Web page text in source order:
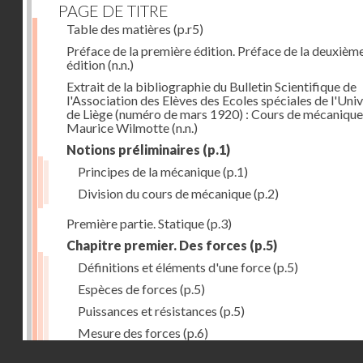
PAGE DE TITRE
Table des matières (p.r5)
Préface de la première édition. Préface de la
édition(n.n.)
Extrait de la bibliographie du Bulletin Scientifique de
l'Association des Elèves des Ecoles spéciales de
de Liège (numéro de mars 1920) : Cours de
Maurice Wilmotte(n.n.)
Notions préliminaires (p.1)
Principes de la mécanique(p.1)
Division du cours de mécanique(p.2)
Première partie. Statique(p.3)
Chapitre premier. Des forces (p.5)
Définitions et éléments d'une force(p.5)
Espèces de forces (p.5)
Puissances et résistances (p.5)
Mesure des forces (p.6)